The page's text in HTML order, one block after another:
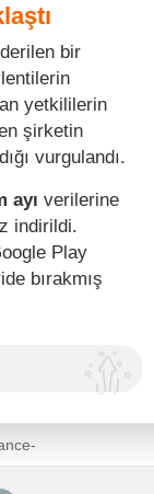
bir
yetkililerin
şirketin
vurgulandı.
ayı verilerine
indirildi.
Play
bırakmış
tiktok-media-